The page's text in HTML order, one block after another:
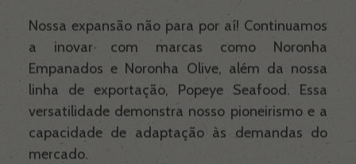
Contato
Nossa expansão não para por aí! Continuamos
a inovar com marcas como Noronha
Empanados e Noronha Olive, além da nossa
linha de exportação, Popeye Seafood. Essa
versatilidade demonstra nosso pioneirismo e a
capacidade de adaptação às demandas do
mercado.